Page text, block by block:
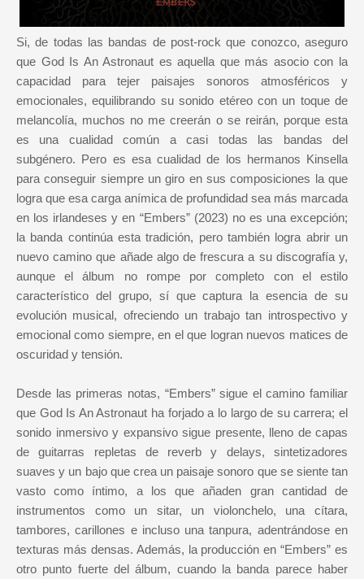
Si, de todas las bandas de post-rock que conozco, aseguro
que God Is An Astronaut es aquella que más asocio con la
capacidad para tejer paisajes sonoros atmosféricos y
emocionales, equilibrando su sonido etéreo con un toque de
melancolía, muchos no me creerán o se reirán, porque esta
es una cualidad común a casi todas las bandas del
subgénero. Pero es esa cualidad de los hermanos Kinsella
para conseguir siempre un giro en sus composiciones la que
logra que esa carga anímica de profundidad sea más marcada
en los irlandeses y en “Embers” (2023) no es una excepción;
la banda continúa esta tradición, pero también logra abrir un
nuevo camino que añade algo de frescura a su discografía y,
aunque el álbum no rompe por completo con el estilo
característico del grupo, sí que captura la esencia de su
evolución musical, ofreciendo un trabajo tan introspectivo y
emocional como siempre, en el que logran nuevos matices de
oscuridad y tensión.
Desde las primeras notas, “Embers” sigue el camino familiar
que God Is An Astronaut ha forjado a lo largo de su carrera; el
sonido inmersivo y expansivo sigue presente, lleno de capas
de guitarras repletas de reverb y delays, sintetizadores
suaves y un bajo que crea un paisaje sonoro que se siente tan
vasto como íntimo, a los que añaden gran cantidad de
instrumentos como un sitar, un violonchelo, una cítara,
tambores, carillones e incluso una tanpura, adentrándose en
texturas más densas. Además, la producción en “Embers” es
otro punto fuerte del álbum, cuando la banda parece haber